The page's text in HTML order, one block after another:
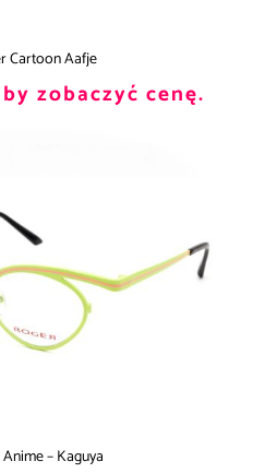
Cartoon Aafje
zobaczyć cenę.
– Kaguya